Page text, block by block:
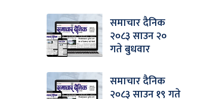
समाचार दैनिक
२०८३ साउन २०
गते बुधवार
समाचार दैनिक
२०८३ साउन १९ गते